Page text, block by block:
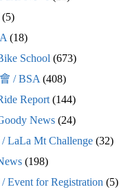
(5)
(18)
School(673)
/ BSA(408)
Report(144)
News(24)
LaLa Mt Challenge(32)
(198)
Event for Registration(5)